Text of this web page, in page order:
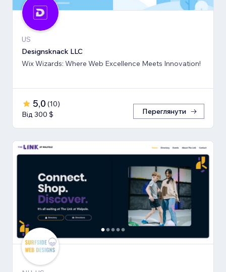
US
Designsknack LLC
Wix Wizards: Where Web Excellence Meets Innovation!
5,0 (10)
Від 300 $
Переглянути